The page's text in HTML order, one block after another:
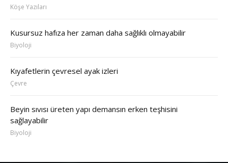
Köşe Yazıları
Kusursuz hafıza her zaman daha sağlıklı olmayabilir
Biyoloji
Kıyafetlerin çevresel ayak izleri
Çevre
Beyin sıvısı üreten yapı demansın erken teşhisini
sağlayabilir
Biyoloji